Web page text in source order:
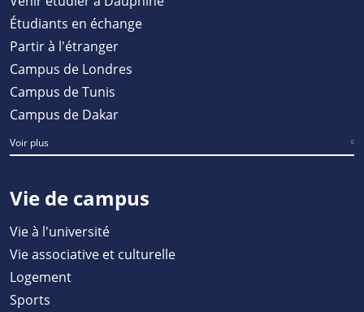
Étudiants en échange
Partir à l'étranger
Campus de Londres
Campus de Tunis
Campus de Dakar
Voir plus
Vie de campus
Vie à l'université
Vie associative et culturelle
Logement
Sports